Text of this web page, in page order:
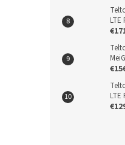
LTE
MeiG
LTE